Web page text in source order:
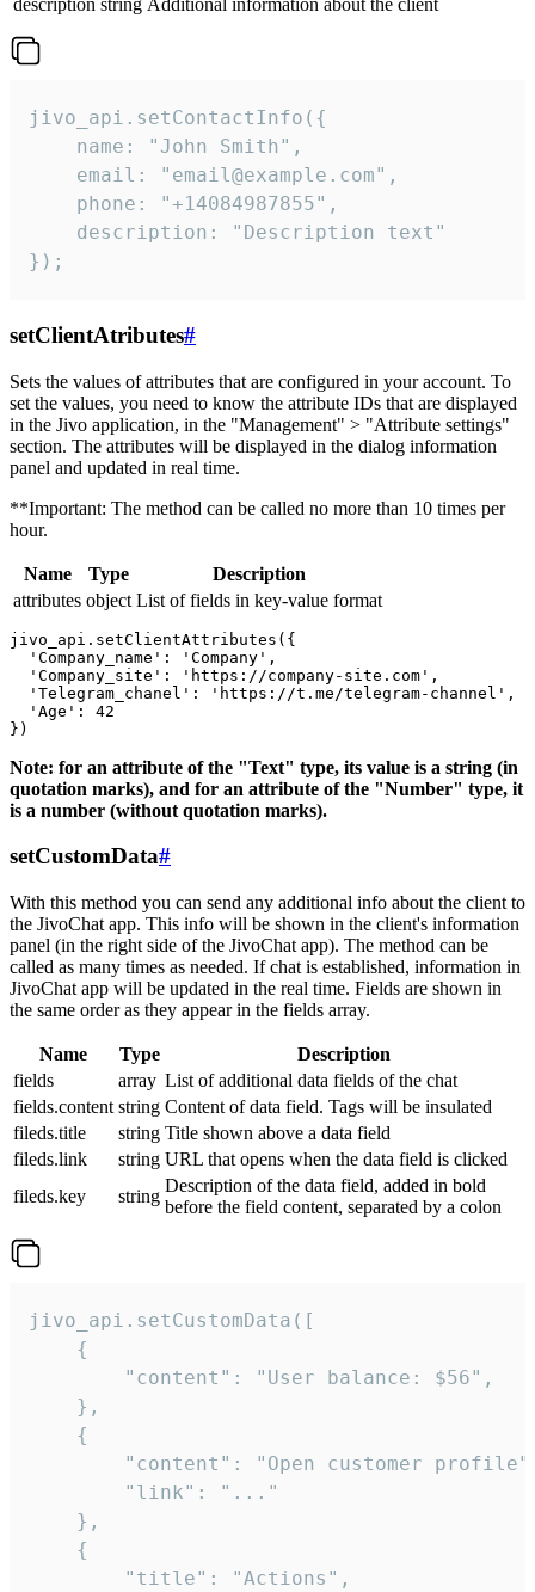
description string Additional information about the client
jivo_api.setContactInfo({
    name: "John Smith",
    email: "email@example.com",
    phone: "+14084987855",
    description: "Description text"
});
setClientAtributes#
Sets the values ​​of attributes that are configured in your account. To
set the values, you need to know the attribute IDs that are displayed
in the Jivo application, in the "Management" > "Attribute settings"
section. The attributes will be displayed in the dialog information
panel and updated in real time.
**Important: The method can be called no more than 10 times per
hour.
Name Type
Description
attributes object List of fields in key-value format
jivo_api.setClientAttributes({
  'Company_name': 'Company',
  'Company_site': 'https://company-site.com',
  'Telegram_chanel': 'https://t.me/telegram-channel',
  'Age': 42
Note: for an attribute of the "Text" type, its value is a string (in
quotation marks), and for an attribute of the "Number" type, it
is a number (without quotation marks).
setCustomData#
With this method you can send any additional info about the client to
the JivoChat app. This info will be shown in the client's information
panel (in the right side of the JivoChat app). The method can be
called as many times as needed. If chat is established, information in
JivoChat app will be updated in the real time. Fields are shown in
the same order as they appear in the fields array.
Name Type
Description
fields
array List of additional data fields of the chat
fields.content string Content of data field. Tags will be insulated
fileds.title
string Title shown above a data field
fileds.link
string URL that opens when the data field is clicked
fileds.key
string
Description of the data field, added in bold
before the field content, separated by a colon
jivo_api.setCustomData([
    {
        "content": "User balance: $56",
    },
    {
"content": "Open customer
        "link": "..."
    },
    {
        "title": "Actions",